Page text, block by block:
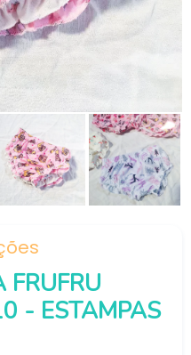
FRUFRU
- ESTAMPAS